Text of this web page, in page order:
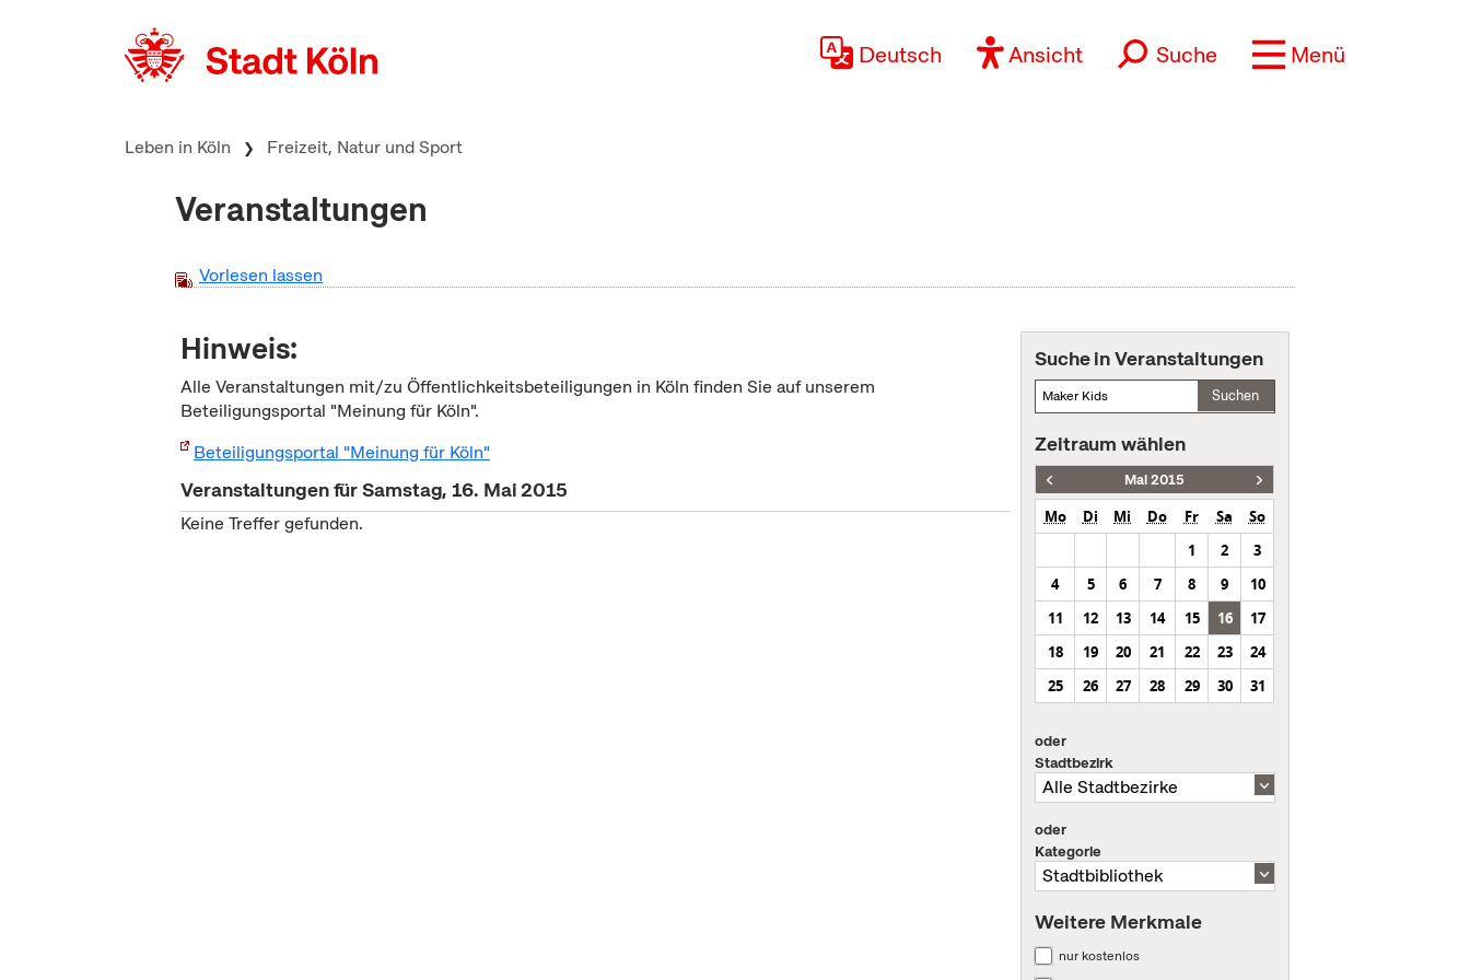
Deutsch Ansicht Suche Menü
Leben in Köln Freizeit, Natur und Sport
Veranstaltungen
Vorlesen lassen
Hinweis:
Alle Veranstaltungen mit/zu Öffentlichkeitsbeteiligungen in Köln finden Sie auf unserem
Beteiligungsportal "Meinung für Köln".
Beteiligungsportal "Meinung für Köln"
Veranstaltungen für Samstag, 16. Mai 2015
Keine Treffer gefunden.
Suche in Veranstaltungen
Suchen
Zeitraum wählen
Mai 2015
Mo Di Mi Do Fr Sa
So
1
2
3
4
5 6 7 8 9
10
11
12 13 14 15 16
17
18
19 20 21 22 23
24
25
26 27 28 29 30 31
oder
Stadtbezirk
oder
Kategorie
Weitere Merkmale
nur kostenlos